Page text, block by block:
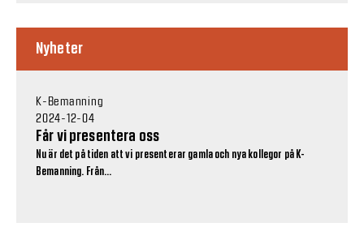
Nyheter
K-Bemanning
2024-12-04
Får vi presentera oss
Nu är det på tiden att vi presenterar gamla och nya kollegor på K-
Bemanning. Från...